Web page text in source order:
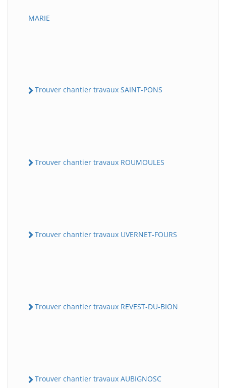
MARIE
Trouver chantier travaux SAINT-PONS
Trouver chantier travaux ROUMOULES
Trouver chantier travaux UVERNET-FOURS
Trouver chantier travaux REVEST-DU-BION
Trouver chantier travaux AUBIGNOSC